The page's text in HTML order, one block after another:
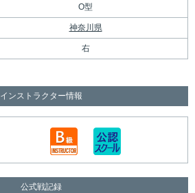
O型
神奈川県
右
インストラクター情報
公式戦記録